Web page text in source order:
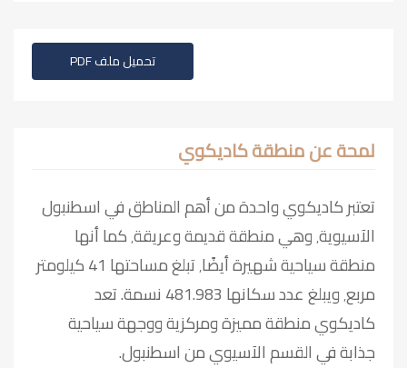
تحميل ملف PDF
لمحة عن منطقة كاديكوي
تعتبر كاديكوي واحدة من أهم المناطق في اسطنبول
الآسيوية٬ وهي منطقة قديمة وعريقة٬ كما أنها
منطقة سياحية شهيرة أيضًا٬ تبلغ مساحتها 41 كيلومتر
مربع٬ ويبلغ عدد سكانها 481.983 نسمة. تعد
كاديكوي منطقة مميزة ومركزية ووجهة سياحية
جذابة في القسم الآسيوي من اسطنبول.